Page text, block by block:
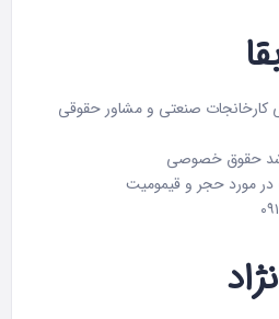
کارخانجات صنعتی و مشاور حقوقی
حقوق خصوصی
در مورد حجر و قیمومیت